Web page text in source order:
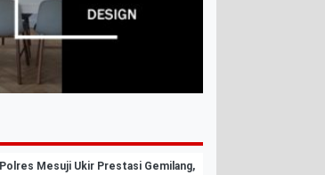
Polres Mesuji Ukir Prestasi Gemilang,